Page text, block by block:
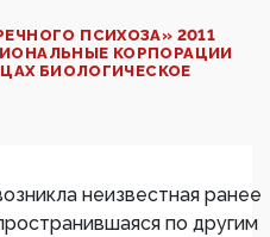
ПСИХОЗА» 2011
КОРПОРАЦИИ
БИОЛОГИЧЕСКОЕ
неизвестная ранее
по другим